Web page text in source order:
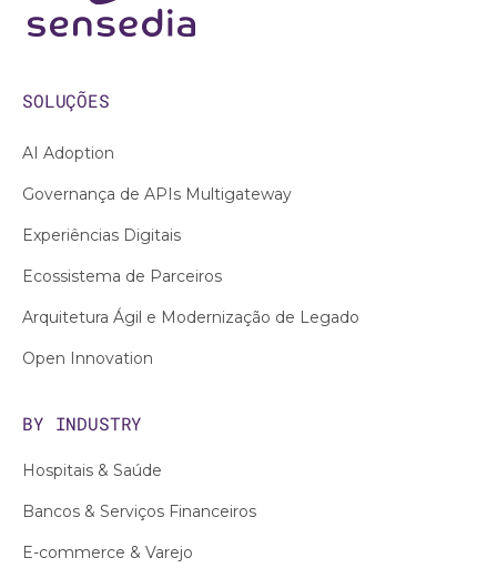
SOLUÇÕES
AI Adoption
Governança de APIs Multigateway
Experiências Digitais
Ecossistema de Parceiros
Arquitetura Ágil e Modernização de Legado
Open Innovation
BY INDUSTRY
Hospitais & Saúde
Bancos & Serviços Financeiros
E-commerce & Varejo